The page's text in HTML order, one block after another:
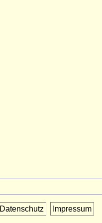
Datenschutz Impressum